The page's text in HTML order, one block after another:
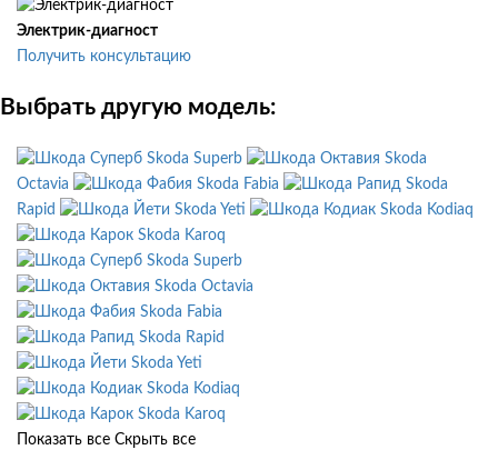
Электрик-диагност
Получить консультацию
Выбрать другую модель:
Skoda Superb
Skoda
Octavia
Skoda Fabia
Skoda
Rapid
Skoda Yeti
Skoda Kodiaq
Skoda Karoq
Skoda Superb
Skoda Octavia
Skoda Fabia
Skoda Rapid
Skoda Yeti
Skoda Kodiaq
Skoda Karoq
Показать все Скрыть все